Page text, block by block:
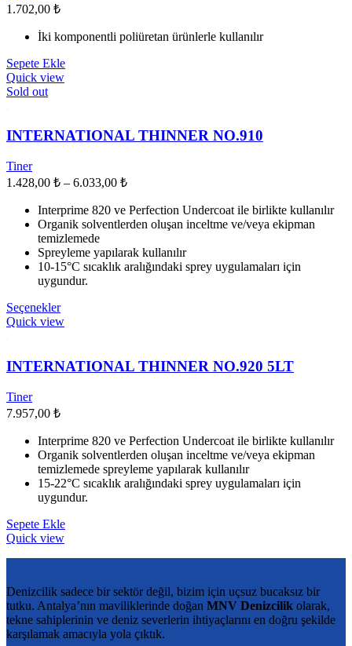
sayfasından
1.702,00 ₺
İki komponentli poliüretan ürünlerle kullanılır
Sepete Ekle
Quick view
Sold out
INTERNATIONAL THINNER NO.910
Tiner
1.428,00 ₺ – 6.033,00 ₺Fiyat
1.428,00 ₺
-
Interprime 820 ve Perfection Undercoat ile birlikte kullanılır
Organik solventlerden oluşan inceltme ve/veya ekipman
temizlemede
Spreyleme yapılarak kullanılır
10-15°C sıcaklık aralığındaki sprey uygulamaları için
uygundur.
SeçeneklerBu
ürünün
varyasyonu
var.
sayfasından
seçilebilir
Quick view
INTERNATIONAL THINNER NO.920 5LT
Tiner
7.957,00 ₺
Interprime 820 ve Perfection Undercoat ile birlikte kullanılır
Organik solventlerden oluşan inceltme ve/veya ekipman
temizlemede spreyleme yapılarak kullanılır
15-22°C sıcaklık aralığındaki sprey uygulamaları için
uygundur.
Sepete Ekle
Quick view
Denizcilik sadece bir sektör değil, bizim için uçsuz bucaksız bir
tutku. Antalya’nın maviliklerinde doğan MNV Denizcilik olarak,
tekne sahiplerinin ve deniz severlerin ihtiyaçlarını en doğru şekilde
karşılamak amacıyla yola çıktık.